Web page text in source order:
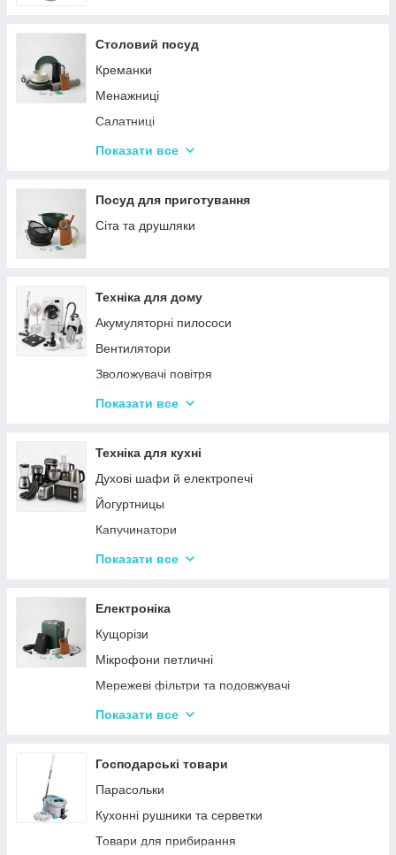
Столовий посуд
Креманки
Менажниці
Салатниці
Сітки та кошики для фрі
Посуд для дітей
Сервізи
Бульйонниці
Тарілки
Показати все
Посуд для приготування
Сіта та друшляки
Техніка для дому
Акумуляторні пилососи
Вентилятори
Зволожувачі повітря
Пральні машинки
Набори для грумінгу
Машинки для видалення ковтунців
Праски
Отпариватели
Пилососи
Показати все
Техніка для кухні
Духові шафи й електропечі
Йогуртницы
Капучинатори
Інша дрібна техніка
Сендвічниці та бутербродниці
Соковичавниці
Мультиварки та скороварки
Міксери
М'ясорубки
Кухонні комбайни
Кавоварки та кавомолки
Слайсери
Електрочайники
Показати все
Електроніка
Кущорізи
Мікрофони петличні
Мережеві фільтри та подовжувачі
Проєктори
Зарядні пристрої
Смарт-годинник
Наушники
Портативні колонки
Показати все
Господарські товари
Парасольки
Кухонні рушники та серветки
Товари для прибирання